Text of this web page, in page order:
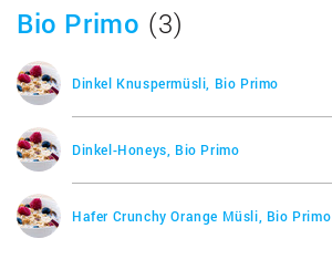
Bio Primo (3)
Dinkel Knuspermüsli, Bio Primo
Dinkel-Honeys, Bio Primo
Hafer Crunchy Orange Müsli, Bio Primo